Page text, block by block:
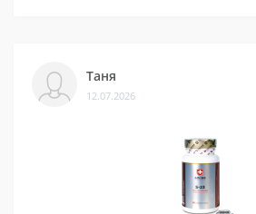
Таня
12.07.2026